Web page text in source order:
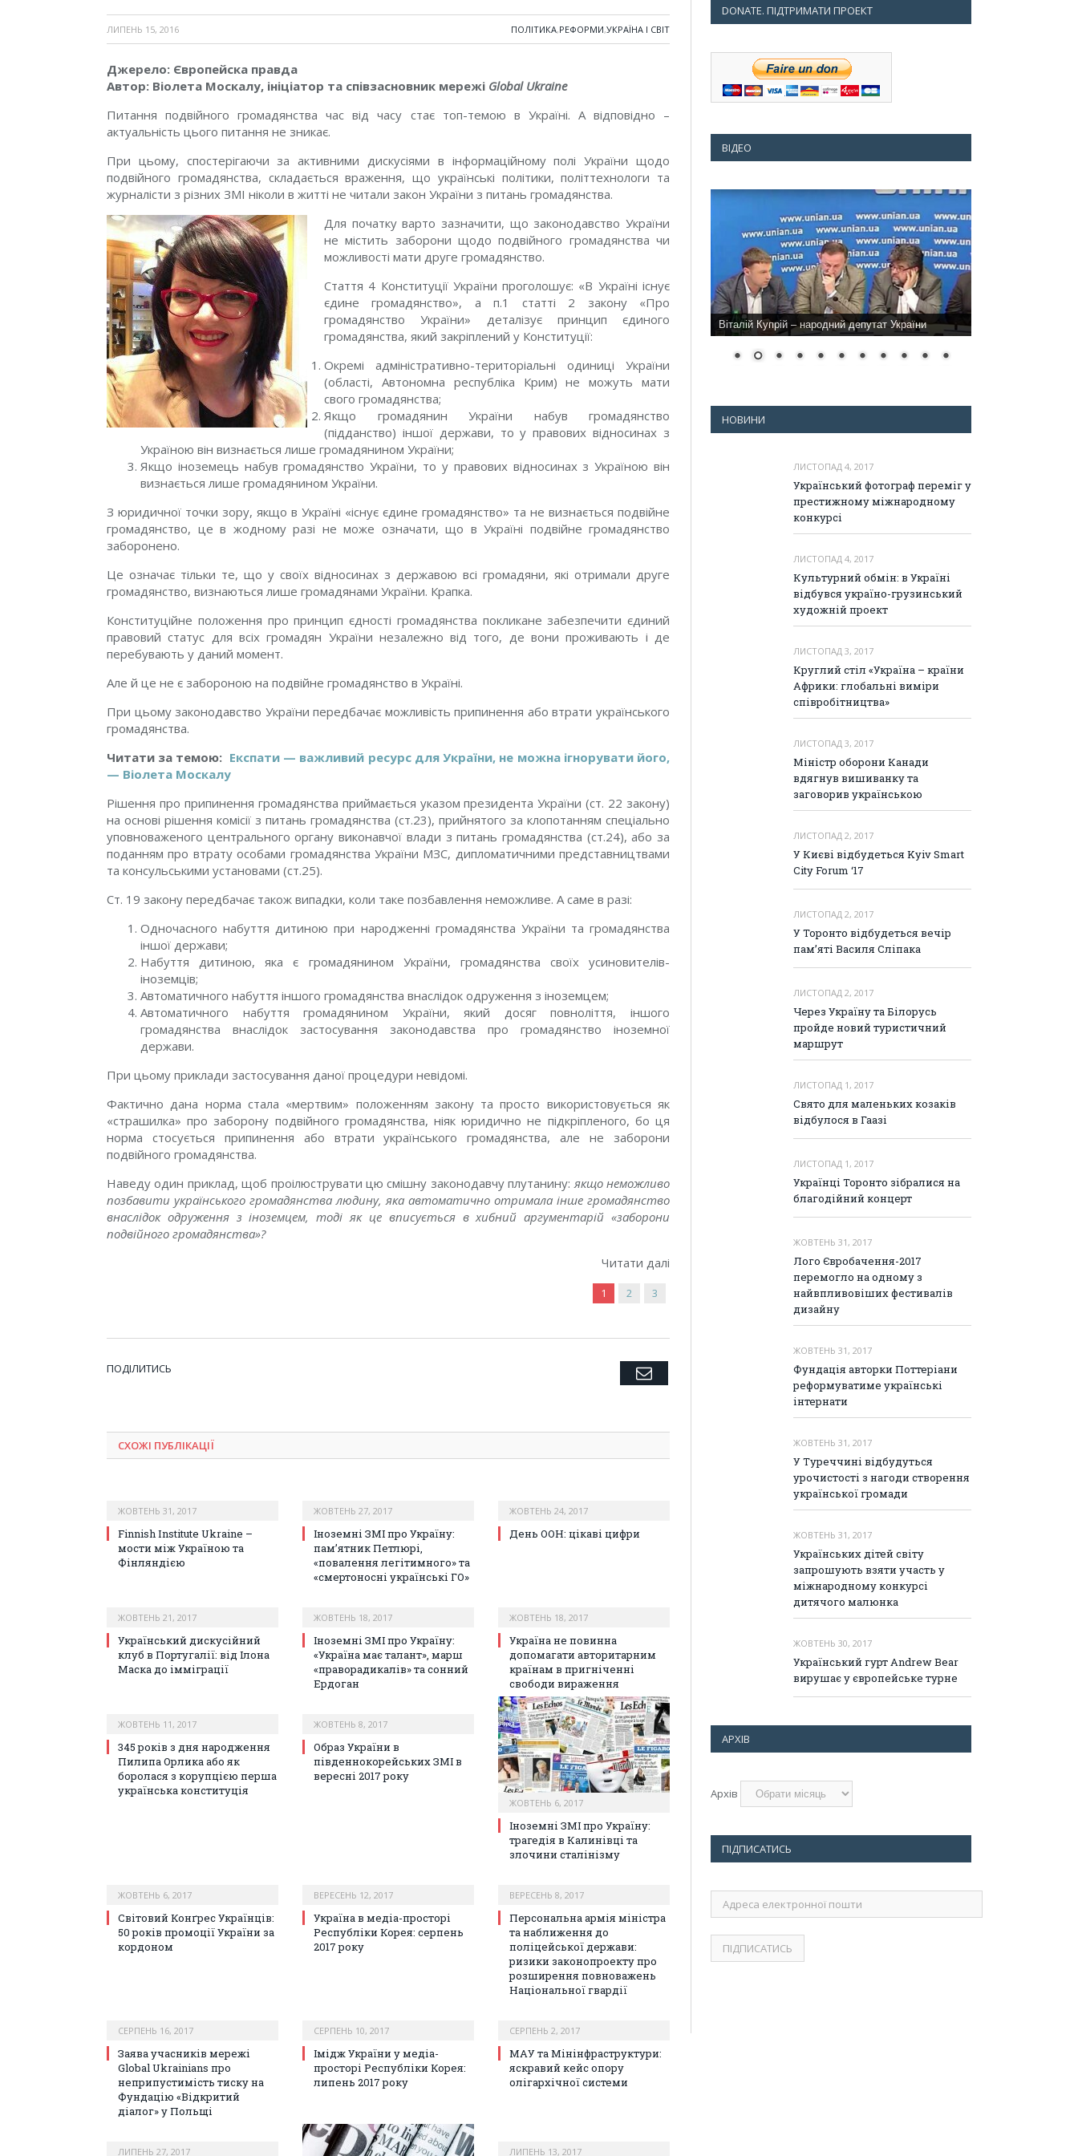
ЛИПЕНЬ 15, 2016 ПОЛІТИКА,РЕФОРМИ,УКРАЇНА І СВІТ
Джерело: Європейска правда
Автор: Віолета Москалу, ініціатор та співзасновник мережі Global Ukraine
Питання подвійного громадянства час від часу стає топ-темою в Україні. А відповідно –
актуальність цього питання не зникає.
При цьому, спостерігаючи за активними дискусіями в інформаційному полі України щодо
подвійного громадянства, складається враження, що українські політики, політтехнологи та
журналісти з різних ЗМІ ніколи в житті не читали закон України з питань громадянства.
Для початку варто зазначити, що законодавство України
не містить заборони щодо подвійного громадянства чи
можливості мати друге громадянство.
Стаття 4 Конституції України проголошує: «В Україні існує
єдине громадянство», а п.1 статті 2 закону «Про
громадянство України» деталізує принцип єдиного
громадянства, який закріплений у Конституції:
Окремі адміністративно-територіальні одиниці України
(області, Автономна республіка Крим) не можуть мати
свого громадянства;
Якщо громадянин України набув громадянство
(підданство) іншої держави, то у правових відносинах з
Україною він визнається лише громадянином України;
Якщо іноземець набув громадянство України, то у правових відносинах з Україною він
визнається лише громадянином України.
З юридичної точки зору, якщо в Україні «існує єдине громадянство» та не визнається подвійне
громадянство, це в жодному разі не може означати, що в Україні подвійне громадянство
заборонено.
Це означає тільки те, що у своїх відносинах з державою всі громадяни, які отримали друге
громадянство, визнаються лише громадянами України. Крапка.
Конституційне положення про принцип єдності громадянства покликане забезпечити єдиний
правовий статус для всіх громадян України незалежно від того, де вони проживають і де
перебувають у даний момент.
Але й це не є забороною на подвійне громадянство в Україні.
При цьому законодавство України передбачає можливість припинення або втрати українського
громадянства.
Читати за темою: Експати — важливий ресурс для України, не можна ігнорувати його,
— Віолета Москалу
Рішення про припинення громадянства приймається указом президента України (ст. 22 закону)
на основі рішення комісії з питань громадянства (ст.23), прийнятого за клопотанням спеціально
уповноваженого центрального органу виконавчої влади з питань громадянства (ст.24), або за
поданням про втрату особами громадянства України МЗС, дипломатичними представництвами
та консульськими установами (ст.25).
Ст. 19 закону передбачає також випадки, коли таке позбавлення неможливе. А саме в разі:
Одночасного набуття дитиною при народженні громадянства України та громадянства
іншої держави;
Набуття дитиною, яка є громадянином України, громадянства своїх усиновителів-
іноземців;
Автоматичного набуття іншого громадянства внаслідок одруження з іноземцем;
Автоматичного набуття громадянином України, який досяг повноліття, іншого
громадянства внаслідок застосування законодавства про громадянство іноземної
держави.
При цьому приклади застосування даної процедури невідомі.
Фактично дана норма стала «мертвим» положенням закону та просто використовується як
«страшилка» про заборону подвійного громадянства, ніяк юридично не підкріпленого, бо ця
норма стосується припинення або втрати українського громадянства, але не заборони
подвійного громадянства.
Наведу один приклад, щоб проілюструвати цю смішну законодавчу плутанину: якщо неможливо
позбавити українського громадянства людину, яка автоматично отримала інше громадянство
внаслідок одруження з іноземцем, тоді як це вписується в хибний аргументарій «заборони
подвійного громадянства»?
Читати далі
1 2 3
ПОДІЛИТИСЬ Twitter
Facebook
Google+
Pinterest
LinkedIn
TumblrEmail
СХОЖІ ПУБЛІКАЦІЇ
ЖОВТЕНЬ 31, 2017
Finnish Institute Ukraine –
мости між Україною та
Фінляндією
ЖОВТЕНЬ 27, 2017
Іноземні ЗМІ про Україну:
пам’ятник Петлюрі,
«повалення легітимного» та
«смертоносні українські ГО»
ЖОВТЕНЬ 24, 2017
День ООН: цікаві цифри
ЖОВТЕНЬ 21, 2017
Український дискусійний
клуб в Португалії: від Ілона
Маска до імміграції
ЖОВТЕНЬ 18, 2017
Іноземні ЗМІ про Україну:
«Україна має талант», марш
«праворадикалів» та сонний
Ердоган
ЖОВТЕНЬ 18, 2017
Україна не повинна
допомагати авторитарним
країнам в пригніченні
свободи вираження
ЖОВТЕНЬ 11, 2017
345 років з дня народження
Пилипа Орлика або як
боролася з корупцією перша
українська конституція
ЖОВТЕНЬ 8, 2017
Образ України в
південнокорейських ЗМІ в
вересні 2017 року
ЖОВТЕНЬ 6, 2017
Іноземні ЗМІ про Україну:
трагедія в Калинівці та
злочини сталінізму
ЖОВТЕНЬ 6, 2017
Світовий Конґрес Українців:
50 років промоції України за
кордоном
ВЕРЕСЕНЬ 12, 2017
Україна в медіа-просторі
Республіки Корея: серпень
2017 року
ВЕРЕСЕНЬ 8, 2017
Персональна армія міністра
та наближення до
поліцейської держави:
ризики законопроекту про
розширення повноважень
Національної гвардії
СЕРПЕНЬ 16, 2017
Заява учасників мережі
Global Ukrainians про
неприпустимість тиску на
Фундацію «Відкритий
діалог» у Польщі
СЕРПЕНЬ 10, 2017
Імідж України у медіа-
просторі Республіки Корея:
липень 2017 року
СЕРПЕНЬ 2, 2017
МАУ та Мінінфраструктури:
яскравий кейс опору
олігархічної системи
ЛИПЕНЬ 27, 2017 ЛИПЕНЬ 13, 2017
DONATE. ПІДТРИМАТИ ПРОЕКТ
ВІДЕО
Віталій Купрій – народний депутат України
НОВИНИ
ЛИСТОПАД 4, 2017
Український фотограф переміг у
престижному міжнародному
конкурсі
ЛИСТОПАД 4, 2017
Культурний обмін: в Україні
відбувся україно-грузинський
художній проект
ЛИСТОПАД 3, 2017
Круглий стіл «Україна – країни
Африки: глобальні виміри
співробітництва»
ЛИСТОПАД 3, 2017
Міністр оборони Канади
вдягнув вишиванку та
заговорив українською
ЛИСТОПАД 2, 2017
У Києві відбудеться Kyiv Smart
City Forum ‘17
ЛИСТОПАД 2, 2017
У Торонто відбудеться вечір
пам’яті Василя Сліпака
ЛИСТОПАД 2, 2017
Через Україну та Білорусь
пройде новий туристичний
маршрут
ЛИСТОПАД 1, 2017
Свято для маленьких козаків
відбулося в Гаазі
ЛИСТОПАД 1, 2017
Українці Торонто зібралися на
благодійний концерт
ЖОВТЕНЬ 31, 2017
Лого Євробачення-2017
перемогло на одному з
найвпливовіших фестивалів
дизайну
ЖОВТЕНЬ 31, 2017
Фундація авторки Поттеріани
реформуватиме українські
інтернати
ЖОВТЕНЬ 31, 2017
У Туреччині відбудуться
урочистості з нагоди створення
української громади
ЖОВТЕНЬ 31, 2017
Українських дітей світу
запрошують взяти участь у
міжнародному конкурсі
дитячого малюнка
ЖОВТЕНЬ 30, 2017
Український гурт Andrew Bear
вирушає у європейське турне
АРХІВ
Архів
ПІДПИСАТИСЬ
Адреса
електронної